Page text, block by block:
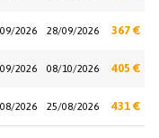
2026 28/09/2026 367 €
2026 08/10/2026 405 €
2026 25/08/2026 431 €